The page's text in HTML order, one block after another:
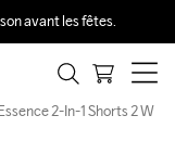
avant les fêtes.
2-In-1 Shorts 2 W